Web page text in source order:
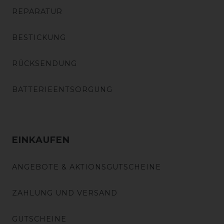
REPARATUR
BESTICKUNG
RÜCKSENDUNG
BATTERIEENTSORGUNG
EINKAUFEN
ANGEBOTE & AKTIONSGUTSCHEINE
ZAHLUNG UND VERSAND
GUTSCHEINE